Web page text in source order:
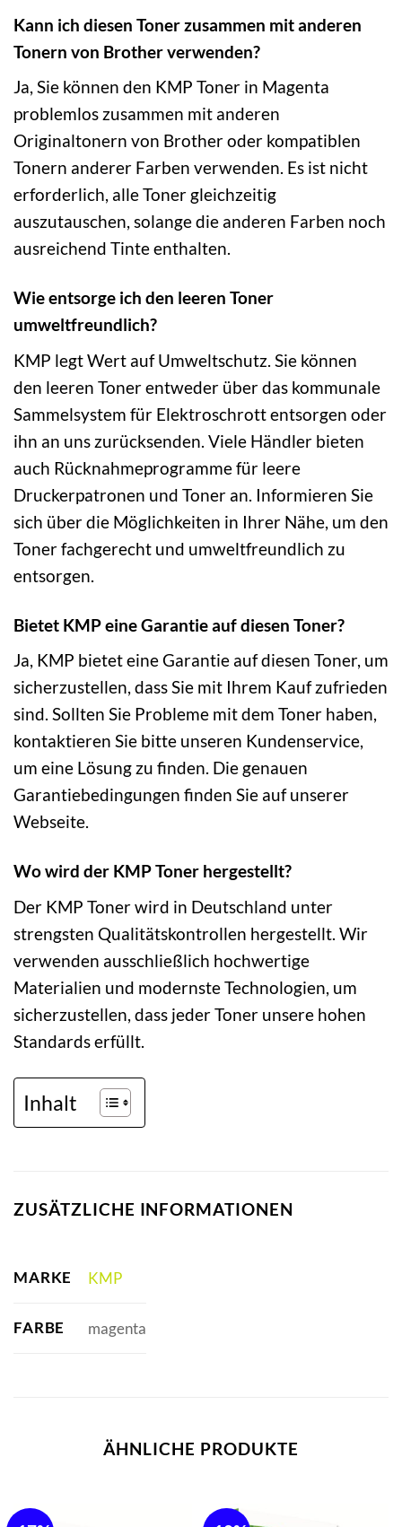
Kann ich diesen Toner zusammen mit anderen
Tonern von Brother verwenden?
Ja, Sie können den KMP Toner in Magenta
problemlos zusammen mit anderen
Originaltonern von Brother oder kompatiblen
Tonern anderer Farben verwenden. Es ist nicht
erforderlich, alle Toner gleichzeitig
auszutauschen, solange die anderen Farben noch
ausreichend Tinte enthalten.
Wie entsorge ich den leeren Toner
umweltfreundlich?
KMP legt Wert auf Umweltschutz. Sie können
den leeren Toner entweder über das kommunale
Sammelsystem für Elektroschrott entsorgen oder
ihn an uns zurücksenden. Viele Händler bieten
auch Rücknahmeprogramme für leere
Druckerpatronen und Toner an. Informieren Sie
sich über die Möglichkeiten in Ihrer Nähe, um den
Toner fachgerecht und umweltfreundlich zu
entsorgen.
Bietet KMP eine Garantie auf diesen Toner?
Ja, KMP bietet eine Garantie auf diesen Toner, um
sicherzustellen, dass Sie mit Ihrem Kauf zufrieden
sind. Sollten Sie Probleme mit dem Toner haben,
kontaktieren Sie bitte unseren Kundenservice,
um eine Lösung zu finden. Die genauen
Garantiebedingungen finden Sie auf unserer
Webseite.
Wo wird der KMP Toner hergestellt?
Der KMP Toner wird in Deutschland unter
strengsten Qualitätskontrollen hergestellt. Wir
verwenden ausschließlich hochwertige
Materialien und modernste Technologien, um
sicherzustellen, dass jeder Toner unsere hohen
Standards erfüllt.
Inhalt
ZUSÄTZLICHE INFORMATIONEN
MARKE KMP
FARBE magenta
ÄHNLICHE PRODUKTE